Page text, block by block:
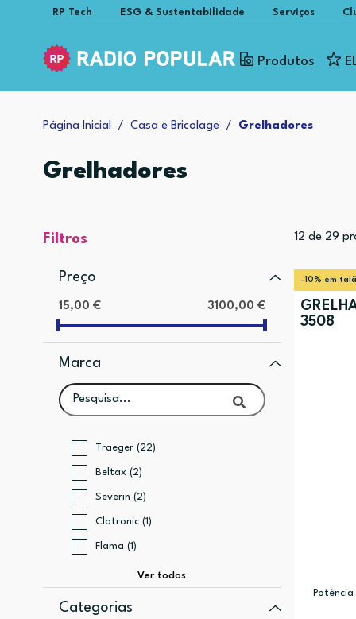
RP Tech ESG & Sustentabilidade Serviços
Produtos
Página Inicial Casa e Bricolage Grelhadores
Grelhadores
Filtros
Preço
15,00 € 3100,00 €
Marca
Traeger (22)
Beltax (2)
Severin (2)
Clatronic (1)
Flama (1)
Categorias
12 de 29
-10% em
3508